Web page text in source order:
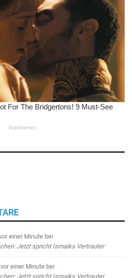
einer Minute bei
Jetzt spricht Ismaiks Vertrauter
vor einer Minute bei
Jetzt spricht Ismaiks Vertrauter